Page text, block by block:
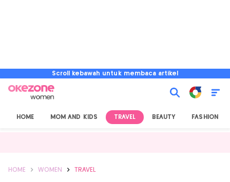
Scroll kebawah untuk membaca artikel
HOME MOM AND KIDS TRAVEL BEAUTY FASHION
HOME WOMEN TRAVEL